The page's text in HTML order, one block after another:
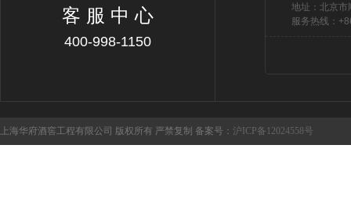
客 服 中 心
400-998-1150
地址：北京市
服务热线：
上海华府酒窖工程有限公司 版权所有 严禁复制 备案号： 沪ICP备12024558号